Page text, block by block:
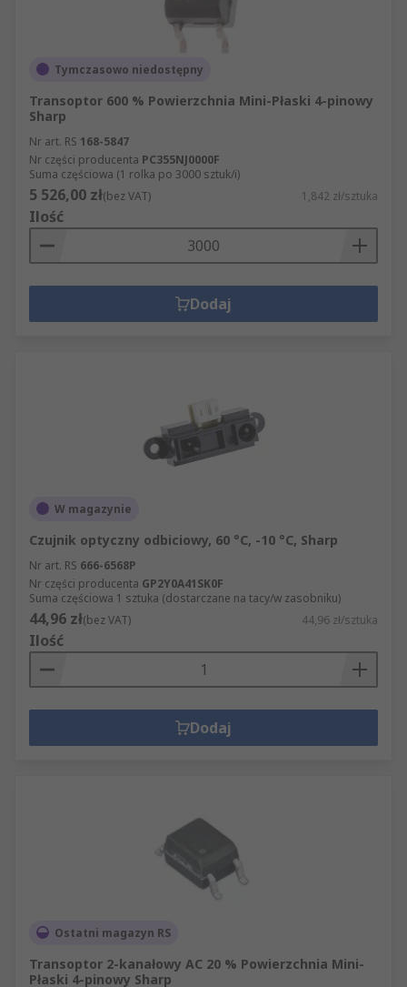
Tymczasowo niedostępny
Transoptor 600 % Powierzchnia Mini-Płaski 4-pinowy
Sharp
Nr art. RS 168-5847
Nr części producenta PC355NJ0000F
Suma częściowa (1 rolka po 3000 sztuk/i)
5 526,00 zł(bez VAT) 1,842 zł/sztuka
Ilość
Dodaj
W magazynie
Czujnik optyczny odbiciowy, 60 °C, -10 °C, Sharp
Nr art. RS 666-6568P
Nr części producenta GP2Y0A41SK0F
Suma częściowa 1 sztuka (dostarczane na tacy/w zasobniku)
44,96 zł(bez VAT) 44,96 zł/sztuka
Ilość
Dodaj
Ostatni magazyn RS
Transoptor 2-kanałowy AC 20 % Powierzchnia Mini-
Płaski 4-pinowy Sharp